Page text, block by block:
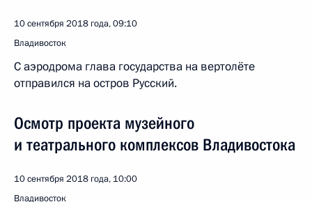
10 сентября 2018 года, 09:10
Владивосток
С аэродрома глава государства на вертолёте
отправился на остров Русский.
Осмотр проекта музейного
и театрального комплексов Владивостока
10 сентября 2018 года, 10:00
Владивосток